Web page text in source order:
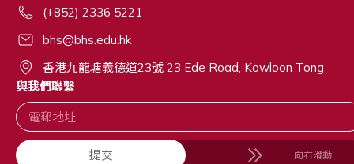
(+852) 2336 5221
bhs@bhs.edu.hk
香港九龍塘義德道23號 23 Ede Road, Kowloon Tong
與我們聯繫
提交 向右滑動